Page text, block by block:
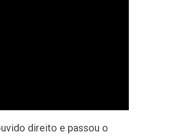
direito e passou o